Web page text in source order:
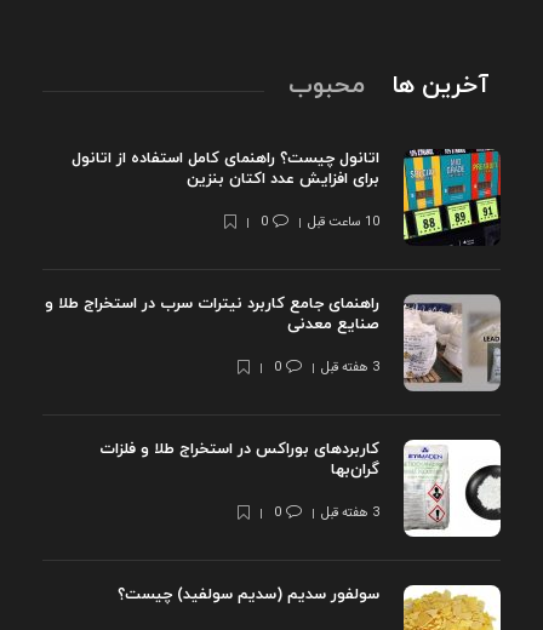
آخرین ها محبوب
اتانول چیست؟ راهنمای کامل استفاده از اتانول
برای افزایش عدد اکتان بنزین
10 ساعت قبل 0
راهنمای جامع کاربرد نیترات سرب در استخراج طلا و
صنایع معدنی
3 هفته قبل 0
کاربردهای بوراکس در استخراج طلا و فلزات
گران‌بها
3 هفته قبل 0
سولفور سدیم (سدیم سولفید) چیست؟